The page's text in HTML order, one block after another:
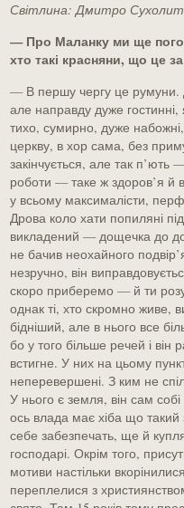
Світлина: Дмитро
— Про Маланку ми ще
хто такі красняни, що це
— В першу чергу це румуни.
але направду дуже гостинні,
тихо, сумирно, дуже
церкву, в хор сама, без
закінчується, але так
роботи — таке ж здоров’я й
у всьому максималісти,
Дрова коло хати попиляні
викладений — дощечка до
не бачив неохайного
незручно, він
скоро приберемо — й ти
однак ті, хто скромно живе,
бідніший, але в нього все
бо у того більше речей і він
встигне. У них на цьому
неперевершені. З ким не
У нього є земля, він сам
ось влада має хіба що
себе забезпечать, ще й
господарі. Окрім того,
мотиви настільки
переплелися з